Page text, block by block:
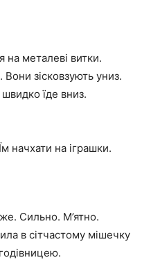
на металеві витки.
зісковзують униз.
їде вниз.
начхати на іграшки.
Сильно. М’ятно.
в сітчастому мішечку